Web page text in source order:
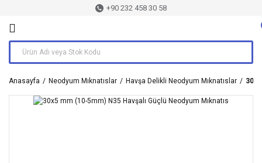
+90 232 458 30 58
Anasayfa Neodyum Mıknatıslar Havşa Delikli Neodyum Mıknatıslar